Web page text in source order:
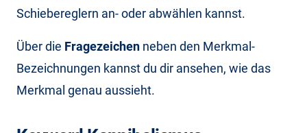
Schiebereglern an- oder abwählen kannst.
Über die Fragezeichen neben den Merkmal-
Bezeichnungen kannst du dir ansehen, wie das
Merkmal genau aussieht.